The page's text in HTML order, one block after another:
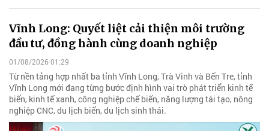
Vĩnh Long: Quyết liệt cải thiện môi trường
đầu tư, đồng hành cùng doanh nghiệp
01/08/2026 01:29
Từ nền tảng hợp nhất ba tỉnh Vĩnh Long, Trà Vinh và Bến Tre, tỉnh
Vĩnh Long mới đang từng bước định hình vai trò phát triển kinh tế
biển, kinh tế xanh, công nghiệp chế biến, năng lượng tái tạo, nông
nghiệp CNC, du lịch biển, du lịch sinh thái.